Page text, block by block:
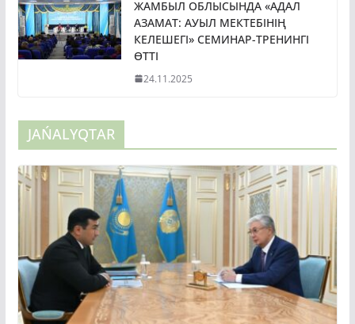
ЖАМБЫЛ ОБЛЫСЫНДА «АДАЛ
АЗАМАТ: АУЫЛ МЕКТЕБІНІҢ
КЕЛЕШЕГІ» СЕМИНАР-ТРЕНИНГІ
ӨТТІ
24.11.2025
JAŃALYQTAR